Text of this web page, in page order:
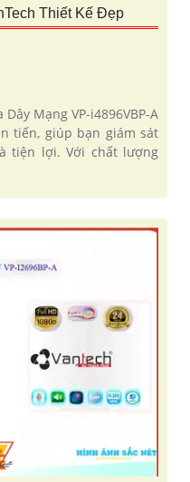
Thiết Kế Đẹp
Mạng VP-i4896VBP-A
tiến, giúp bạn giám sát
tiện lợi. Với chất lượng